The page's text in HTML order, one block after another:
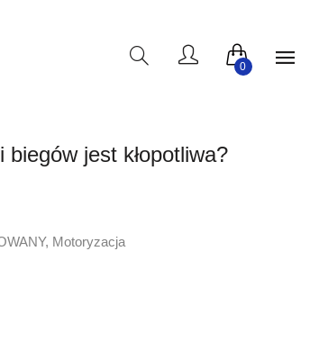
od użytkowników, a wszystkie zostały opłacone.
0
jest kłopotliwa?
, Motoryzacja